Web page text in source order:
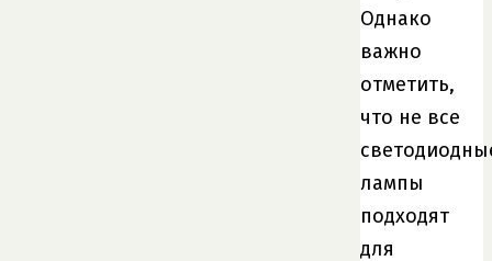
Однако
важно
отметить,
что не все
лампы
подходят
для